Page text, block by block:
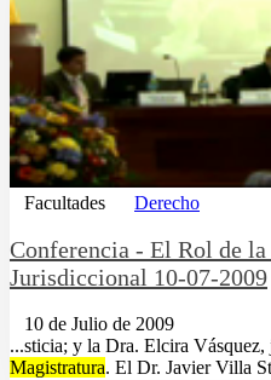
Facultades Derecho
Conferencia - El Rol de
Jurisdiccional 10-07-2009
10 de Julio de 2009
...sticia; y la Dra. Elcira
Magistratura. El Dr. Javier Villa